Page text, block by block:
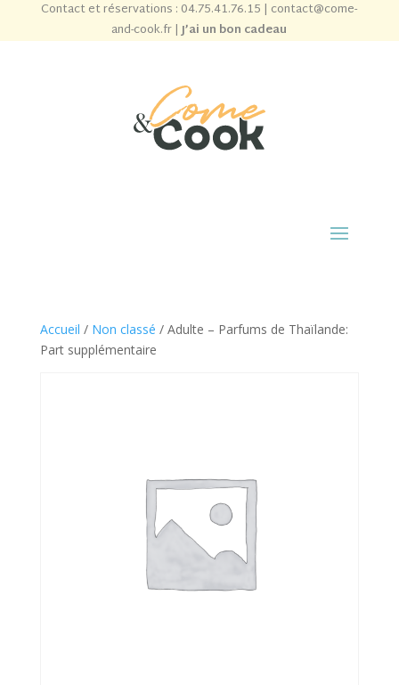
Contact et réservations : 04.75.41.76.15 | contact@come-
and-cook.fr|J’ai un bon cadeau
Accueil / Non classé / Adulte – Parfums de Thaïlande:
Part supplémentaire